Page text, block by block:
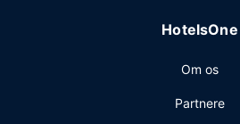
HotelsOne
Om os
Partnere